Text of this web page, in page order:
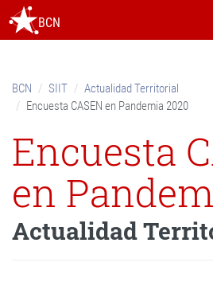
content.
navigation
BCN
BCN SIIT
Actualidad Territorial
Encuesta CASEN en Pandemia 2020
Encuesta
en
Actualidad